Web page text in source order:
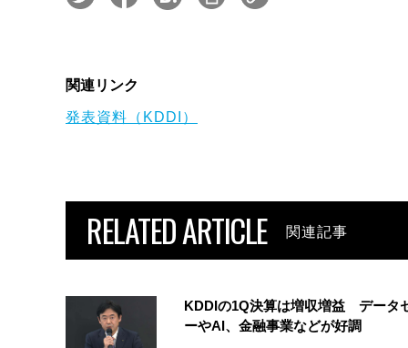
関連リンク
発表資料（KDDI）
RELATED ARTICLE 関連記事
KDDIの1Q決算は増収増益 データ
ーやAI、金融事業などが好調